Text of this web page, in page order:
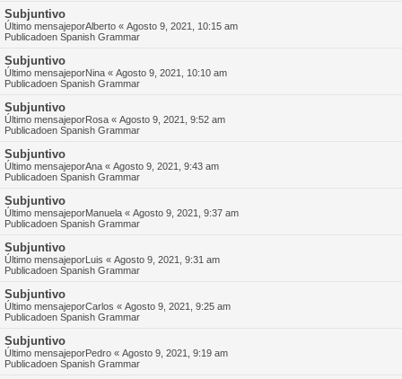
Subjuntivo
Último mensajeporAlberto « Agosto 9, 2021, 10:15 am
Publicadoen Spanish Grammar
Subjuntivo
Último mensajeporNina « Agosto 9, 2021, 10:10 am
Publicadoen Spanish Grammar
Subjuntivo
Último mensajeporRosa « Agosto 9, 2021, 9:52 am
Publicadoen Spanish Grammar
Subjuntivo
Último mensajeporAna « Agosto 9, 2021, 9:43 am
Publicadoen Spanish Grammar
Subjuntivo
Último mensajeporManuela « Agosto 9, 2021, 9:37 am
Publicadoen Spanish Grammar
Subjuntivo
Último mensajeporLuis « Agosto 9, 2021, 9:31 am
Publicadoen Spanish Grammar
Subjuntivo
Último mensajeporCarlos « Agosto 9, 2021, 9:25 am
Publicadoen Spanish Grammar
Subjuntivo
Último mensajeporPedro « Agosto 9, 2021, 9:19 am
Publicadoen Spanish Grammar